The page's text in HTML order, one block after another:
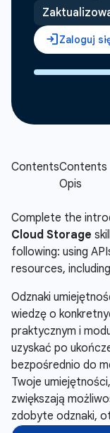
Complete the
Cloud Storage
following: using
resources,
Odznaki
wiedzę o
praktycznym i
uzyskać po
bezpośrednio do
Twoje
zwiększają
zdobyte odznaki,